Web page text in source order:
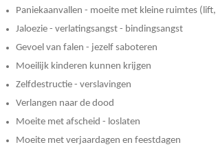
Paniekaanvallen - moeite met kleine ruimtes
Jaloezie - verlatingsangst - bindingsangst
Gevoel van falen - jezelf saboteren
Moeilijk kinderen kunnen krijgen
Zelfdestructie - verslavingen
Verlangen naar de dood
Moeite met afscheid - loslaten
Moeite met verjaardagen en feestdagen